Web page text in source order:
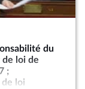
du
loi de
;
de loi